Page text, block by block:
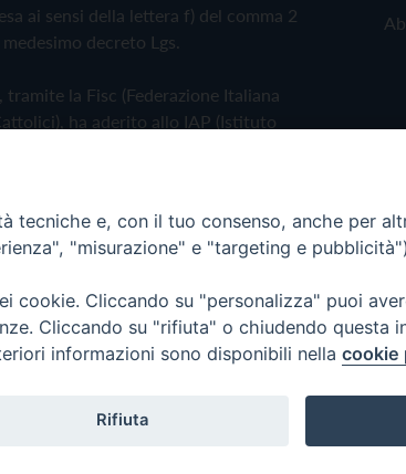
ai sensi della lettera f) del comma 2
decreto Lgs.
tramite la Fisc (Federazione Italiana
ha aderito allo IAP (Istituto
Cookie Policy
tecniche e, con il tuo consenso, anche per
"misurazione" e "targeting e
cookie. Cliccando su "personalizza" puoi
Cliccando su "rifiuta" o chiudendo questa
informazioni sono disponibili nella cookie
Rifiuta